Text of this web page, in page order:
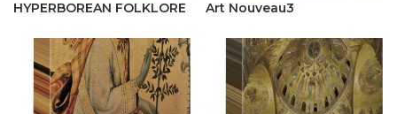
HYPERBOREAN FOLKLORE Art Nouveau3